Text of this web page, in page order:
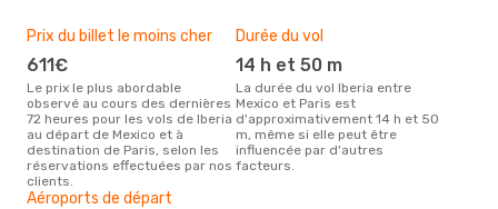
Prix du billet le moins cher
611€
Le prix le plus abordable
observé au cours des dernières
72 heures pour les vols de Iberia
au départ de Mexico et à
destination de Paris, selon les
réservations effectuées par nos
clients.
Durée du vol
14 h et 50 m
La durée du vol Iberia entre
Mexico et Paris est
d'approximativement 14 h et 50
m, même si elle peut être
influencée par d'autres
facteurs.
Aéroports de départ